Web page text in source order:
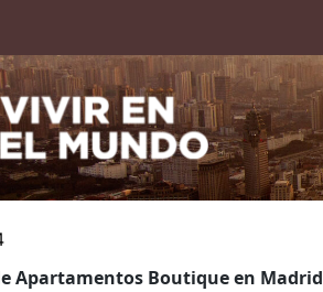
Apartamentos Boutique en Madrid